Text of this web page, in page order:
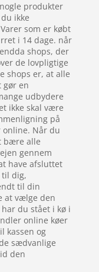
produkter
ikke
som er købt
i 14 dage. når
shops, der
de lovpligtige
shops er, at alle
gør en
udbydere
ikke skal være
på
Når du
bære alle
gennem
have afsluttet
dig,
til din
at vælge den
du stået i kø i
online køer
kassen og
sædvanlige
den